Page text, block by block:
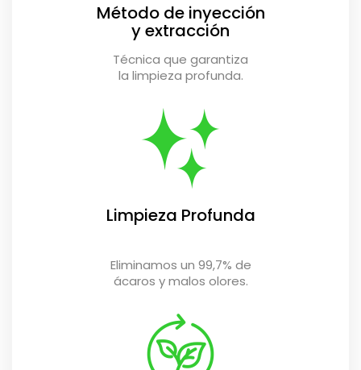
Método de inyección
y extracción
Técnica que garantiza
la limpieza profunda.
Limpieza Profunda
Eliminamos un 99,7% de
ácaros y malos olores.